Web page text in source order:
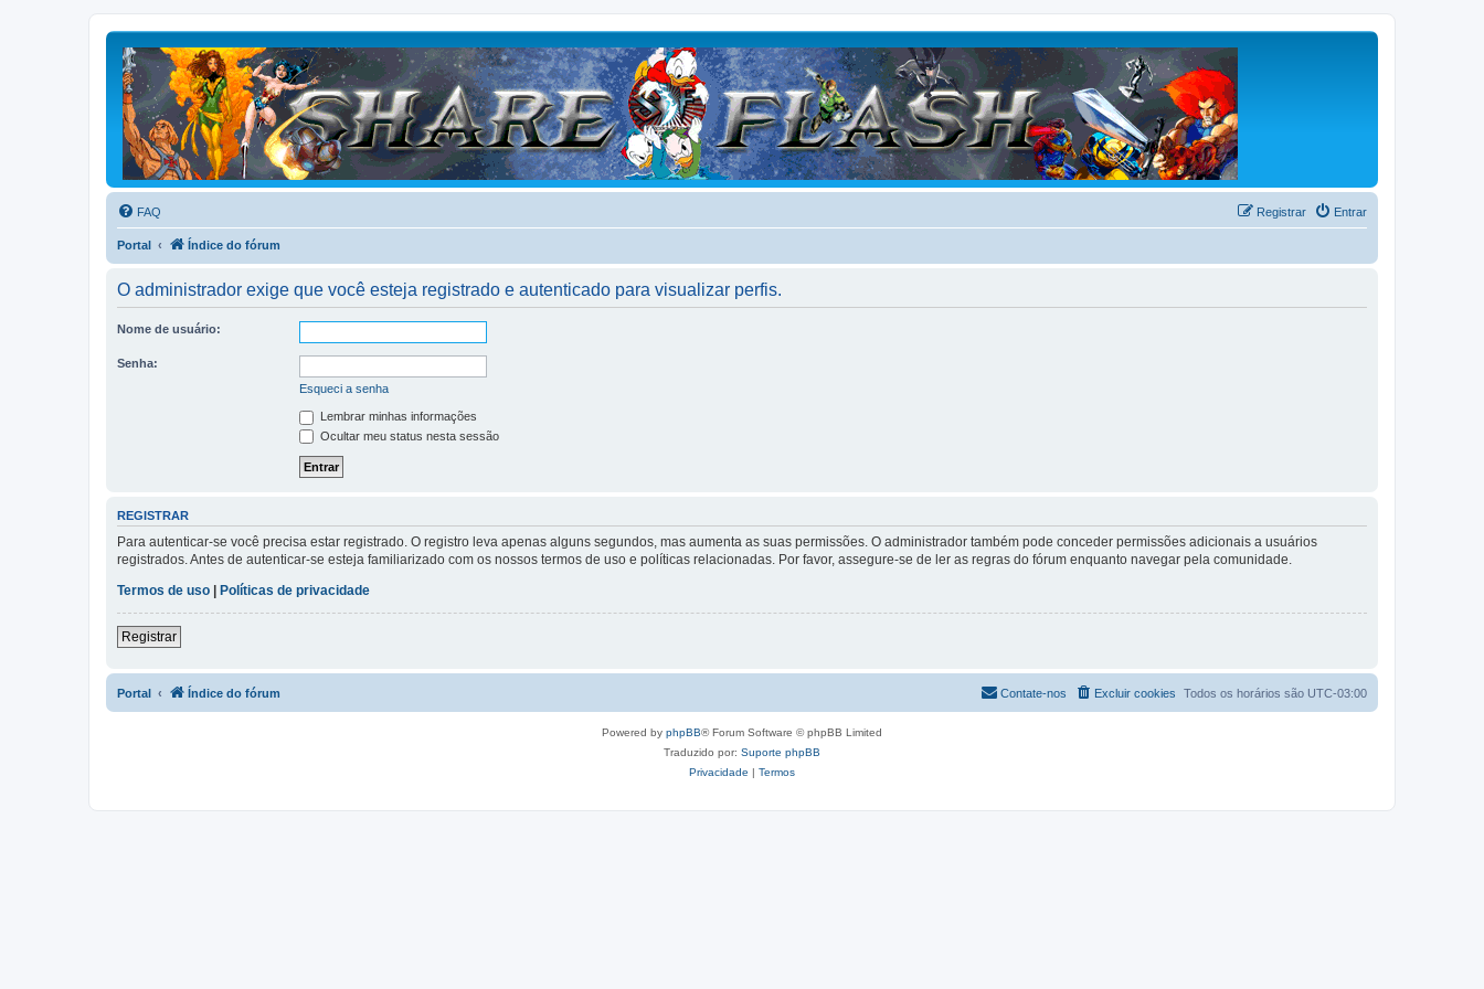
FAQ Entrar
Registrar
Portal Índice do fórum
O administrador exige que você esteja registrado e autenticado para visualizar perfis.
Nome de usuário:
Senha:
Esqueci a senha
Lembrar minhas informações
Ocultar meu status nesta sessão
REGISTRAR
Para autenticar-se você precisa estar registrado. O registro leva apenas alguns segundos, mas aumenta as suas permissões. O administrador também pode conceder permissões adicionais a usuários
registrados. Antes de autenticar-se esteja familiarizado com os nossos termos de uso e políticas relacionadas. Por favor, assegure-se de ler as regras do fórum enquanto navegar pela comunidade.
Termos de uso | Políticas de privacidade
Registrar
Portal Índice do fórum Todos os horários são UTC-03:00
Excluir cookies
Contate-nos
Powered by phpBB® Forum Software © phpBB Limited
Traduzido por: Suporte phpBB
Privacidade | Termos